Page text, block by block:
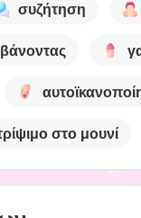
συζήτηση
στο μουνί